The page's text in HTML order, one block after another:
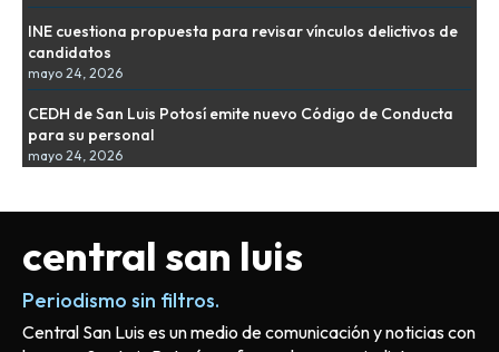
INE cuestiona propuesta para revisar vínculos delictivos de
candidatos
mayo 24, 2026
CEDH de San Luis Potosí emite nuevo Código de Conducta
para su personal
mayo 24, 2026
central san luis
Periodismo sin filtros.
Central San Luis es un medio de comunicación y noticias con